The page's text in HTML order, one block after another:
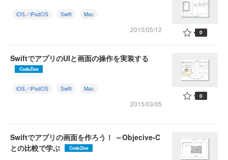
iOS／iPadOS Swift Mac
2015/05/12 0
SwiftでアプリのUIと画面の操作を実装する
CodeZine
iOS／iPadOS Swift Mac
2015/03/05
0
Swiftでアプリの画面を作ろう！ ～Objecive-C
との比較で学ぶ
CodeZine